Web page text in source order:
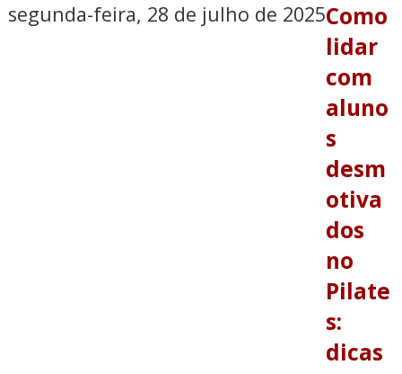
segunda-feira, 28 de julho de 2025Como
lidar
com
aluno
s
desm
otiva
dos
no
Pilate
s:
dicas